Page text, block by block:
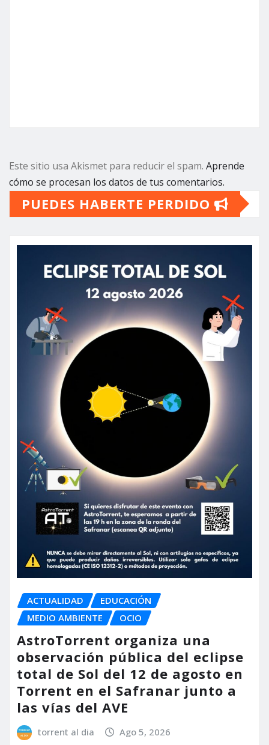
Este sitio usa Akismet para reducir el spam. Aprende
cómo se procesan los datos de tus comentarios.
PUEDES HABERTE PERDIDO
ACTUALIDAD
EDUCACIÓN
MEDIO AMBIENTE
OCIO
AstroTorrent organiza una
observación pública del eclipse
total de Sol del 12 de agosto en
Torrent en el Safranar junto a
las vías del AVE
torrent al dia Ago 5, 2026